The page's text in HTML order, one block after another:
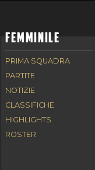
FEMMINILE
PRIMA SQUADRA
PARTITE
NOTIZIE
CLASSIFICHE
HIGHLIGHTS
ROSTER